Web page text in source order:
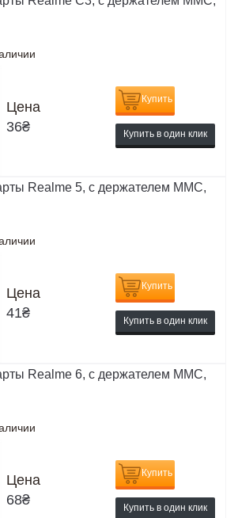
Цена
36₴
Купить
Купить в один клик
Realme 5, c держателем MMC,
Цена
41₴
Купить
Купить в один клик
Realme 6, c держателем MMC,
Цена
68₴
Купить
Купить в один клик